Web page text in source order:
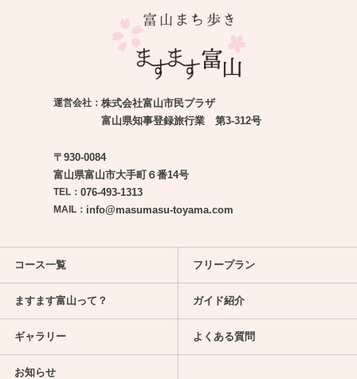
運営会社：株式会社富山市民プラザ
富山県知事登録旅行業 第3-312号
〒930-0084
富山県富山市大手町６番14号
TEL：076-493-1313
MAIL： info@masumasu-toyama.com
コース一覧 フリープラン
ますます富山って？ ガイド紹介
ギャラリー よくある質問
お知らせ